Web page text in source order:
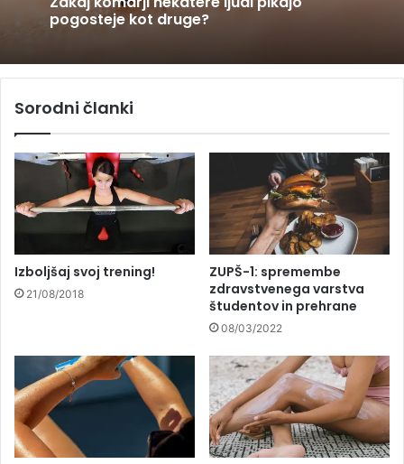
04/08/2026
Zakaj komarji nekatere ljudi pikajo
pogosteje kot druge?
Šport v vročini? NIJZ priporoča
prilagoditve in več previdnosti
Sorodni članki
Izboljšaj svoj trening!
21/08/2018
ZUPŠ-1: spremembe
zdravstvenega varstva
študentov in prehrane
08/03/2022